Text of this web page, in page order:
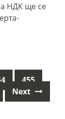
НДК ще се
455
Next